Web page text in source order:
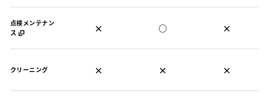
点検メンテナン
ス
× ○ ×
クリーニング × × ×